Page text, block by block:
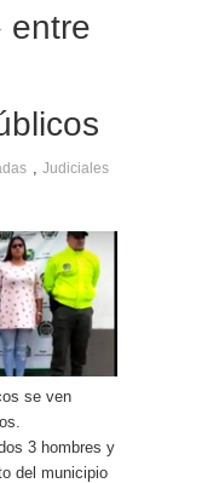
Cali durante la posesión
entre
, Judiciales
se ven
3 hombres y
del municipio